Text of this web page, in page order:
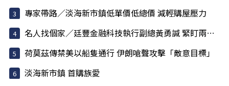
專家帶路／淡海新市鎮低單價低總價 減輕購屋壓力
名人找個家／廷豐金融科技執行副總黃勇諴 緊盯兩訊號
荷莫茲傳禁美以船隻通行 伊朗嗆聲攻擊「敵意目標」
淡海新市鎮 首購族愛